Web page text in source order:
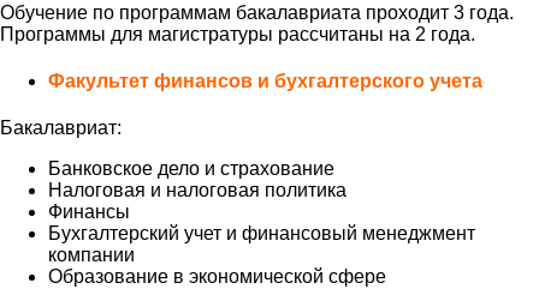
Обучение по программам бакалавриата проходит 3 года.
Программы для магистратуры рассчитаны на 2 года.
Факультет финансов и бухгалтерского учета
Бакалавриат:
Банковское дело и страхование
Налоговая и налоговая политика
Финансы
Бухгалтерский учет и финансовый менеджмент
компании
Образование в экономической сфере